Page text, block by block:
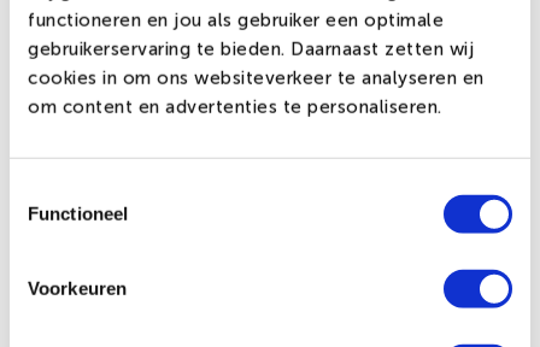
functioneren en jou als gebruiker een optimale
gebruikerservaring te bieden. Daarnaast zetten wij
cookies in om ons websiteverkeer te analyseren en
om content en advertenties te personaliseren.
Functioneel
Voorkeuren
worden:20 januari: Verjaardag van Koningin Mathilde,
geboren in 1973
17 februari: Nagedachtenis van de gestorven leden
van de Koninklijke familie
7 april: Eerbetoon aan Belgische militairen die het
15 april: Verjaardag van Koning Filip, geboren in 1960
5 mei: Dag van de Raad van Europa, opgericht in 1949